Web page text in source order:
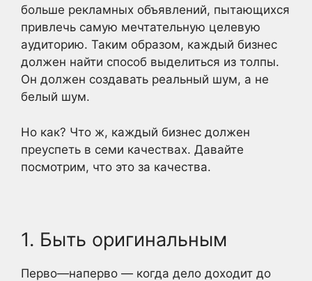
больше рекламных объявлений, пытающихся
привлечь самую мечтательную целевую
аудиторию. Таким образом, каждый бизнес
должен найти способ выделиться из толпы.
Он должен создавать реальный шум, а не
белый шум.
Но как? Что ж, каждый бизнес должен
преуспеть в семи качествах. Давайте
посмотрим, что это за качества.
1. Быть оригинальным
Перво—наперво — когда дело доходит до